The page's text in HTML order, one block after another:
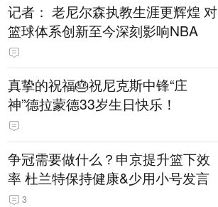
记者： 老尼尔森执教生涯更辉煌 对
篮球体系创新至今深刻影响NBA
真挚的祝福🎂祝尼克斯中锋“庄
神”德拉蒙德33岁生日快乐！
争冠需要做什么？申京提升篮下效
率 杜兰特保持健康&少用小号发言
3